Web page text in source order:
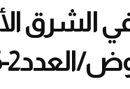
في الشرق
آب2017